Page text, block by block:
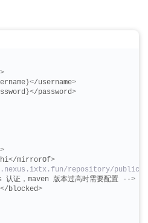
>
}</username>
}</password>
>
</mirrorOf>
repository/
证，maven 版本过高时需要配置 -->
</blocked>